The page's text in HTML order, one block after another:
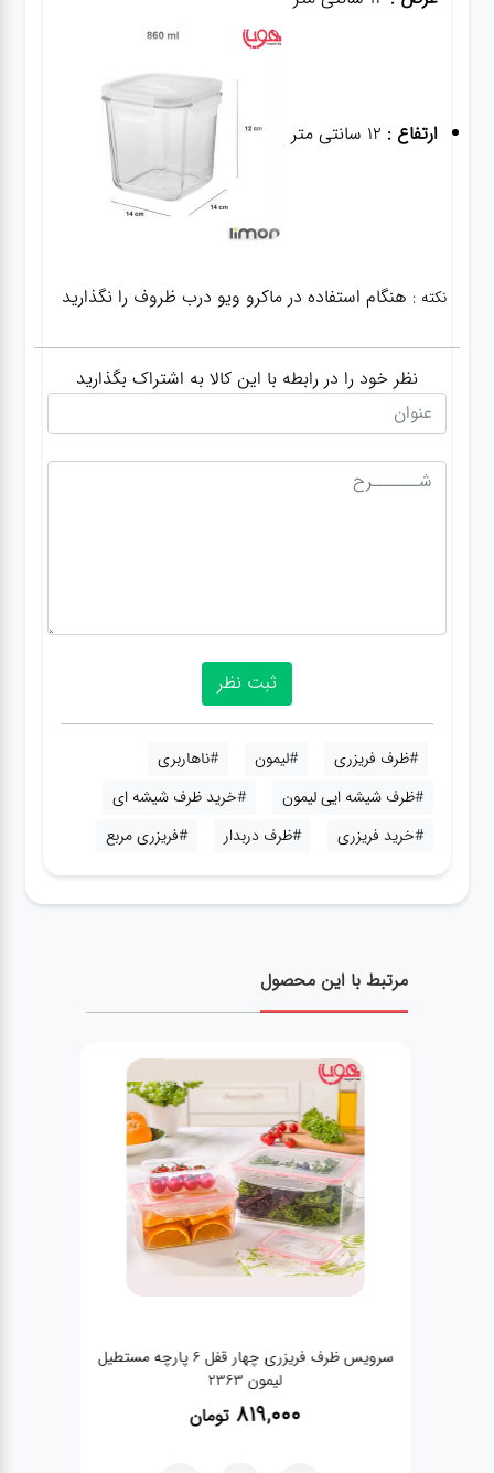
ارتفاع : 12 سانتی متر
نکته : هنگام استفاده در ماکرو ویو درب ظروف را نگذارید
نظر خود را در رابطه با این کالا به اشتراک بگذارید
#ظرف فریزری #لیمون
#ناهاربری
#ظرف شیشه ایی لیمون
#خرید ظرف شیشه ای
#خرید فریزری
#ظرف دربدار #فریزری مربع
مرتبط با این محصول
سرویس ظرف فریزری چهار قفل 6 پارچه مستطیل
لیمون 2363
819,000 تومان